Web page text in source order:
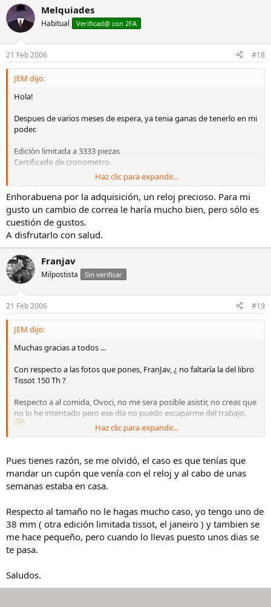
Melquiades
Habitual Verificad@ con 2FA
21 Feb 2006 #18
JEM dijo:
Hola!
Despues de varios meses de espera, ya tenia ganas de tenerlo en mi
poder.
Edición limitada a 3333 piezas
Certificado de cronometro.
Haz clic para expandir...
Enhorabuena por la adquisición, un reloj precioso. Para mi
gusto un cambio de correa le haría mucho bien, pero sólo es
cuestión de gustos.
A disfrutarlo con salud.
Franjav
Milpostista Sin verificar
21 Feb 2006 #19
JEM dijo:
Muchas gracias a todos ...
Con respecto a las fotos que pones, FranJav, ¿ no faltaría la del libro
Tissot 150 Th ?
Respecto a al comida, Ovoci, no me sera posible asistir, no creas que
no lo he intentado pero ese día no puedo escaparme del trabajo.
Heritage 2005 ... comparandolo con el LeLocle Crono, es el que más
me pongo, me parece algo pequeño.
Un saludo!
Haz clic para expandir...
Pues tienes razón, se me olvidó, el caso es que tenías que
mandar un cupón que venía con el reloj y al cabo de unas
semanas estaba en casa.
Respecto al tamaño no le hagas mucho caso, yo tengo uno de
38 mm ( otra edición limitada tissot, el janeiro ) y tambien se
me hace pequeño, pero cuando lo llevas puesto unos dias se
te pasa.
Saludos.